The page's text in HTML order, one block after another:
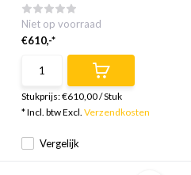
Vergelijk
Niet op voorraad
€610,-*
Stukprijs:€610,00/Stuk
* Incl. btw Excl. Verzendkosten